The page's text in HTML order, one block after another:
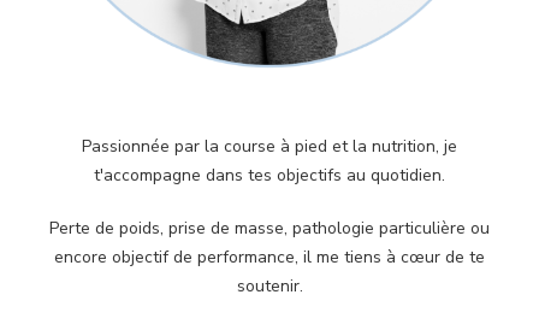
Passionnée par la course à pied et la nutrition, je
t'accompagne dans tes objectifs au quotidien.
Perte de poids, prise de masse, pathologie particulière ou
encore objectif de performance, il me tiens à cœur de te
soutenir.